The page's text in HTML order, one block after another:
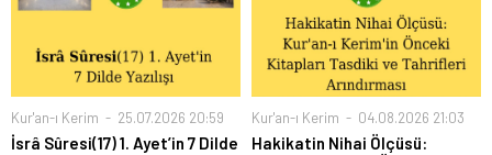
Kur'an-ı Kerim 25.07.2026 20:59
İsrâ Sûresi(17) 1. Ayet’in 7 Dilde
Kur'an-ı Kerim 04.08.2026 21:03
Hakikatin Nihai Ölçüsü: